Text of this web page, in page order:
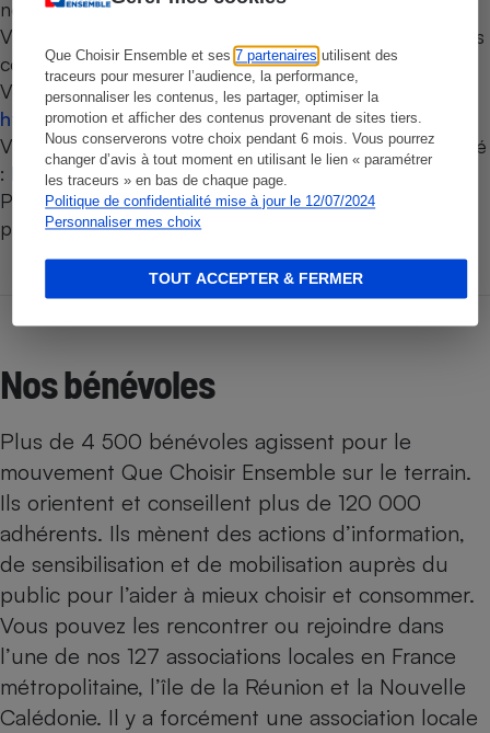
Que Choisir Ensemble et ses7 partenaires utilisent des
traceurs pour mesurer l’audience, la performance,
personnaliser les contenus, les partager, optimiser la
promotion et afficher des contenus provenant de sites tiers.
Nous conserverons votre choix pendant 6 mois. Vous pourrez
changer d’avis à tout moment en utilisant le lien « paramétrer
les traceurs » en bas de chaque page.
Politique de confidentialité mise à jour le 12/07/2024
Personnaliser mes choix
TOUT ACCEPTER & FERMER
nécessaire pour traiter votre demande.
Vous disposez de droits sur vos données (y accéder, les
corriger, demander leur suppression, etc.).
Vous pouvez les exercer à tout moment ici :
https://www.quechoisir.org/dpo
Vous pouvez aussi contacter la CNIL en cas de difficulté
:
https://www.cnil.fr
Pour en savoir plus, consultez notre Politique de
protection des données personnelles.
Nos bénévoles
Plus de 4 500 bénévoles agissent pour le
mouvement Que Choisir Ensemble sur le terrain.
Ils orientent et conseillent plus de 120 000
adhérents. Ils mènent des actions d’information,
de sensibilisation et de mobilisation auprès du
public pour l’aider à mieux choisir et consommer.
Vous pouvez les rencontrer ou rejoindre dans
l’une de nos 127 associations locales en France
métropolitaine, l’île de la Réunion et la Nouvelle
Calédonie. Il y a forcément une association locale